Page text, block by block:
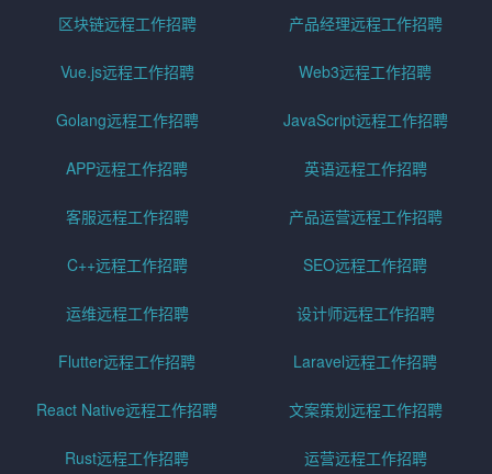
区块链远程工作招聘 产品经理远程工作招聘
Vue.js远程工作招聘 Web3远程工作招聘
Golang远程工作招聘 JavaScript远程工作招聘
APP远程工作招聘 英语远程工作招聘
客服远程工作招聘 产品运营远程工作招聘
C++远程工作招聘 SEO远程工作招聘
运维远程工作招聘 设计师远程工作招聘
Flutter远程工作招聘 Laravel远程工作招聘
React Native远程工作招聘 文案策划远程工作招聘
Rust远程工作招聘 运营远程工作招聘